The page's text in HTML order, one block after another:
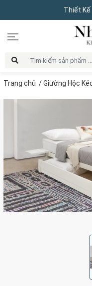
Thiết Kế
Trang chủ /Giường Hộc